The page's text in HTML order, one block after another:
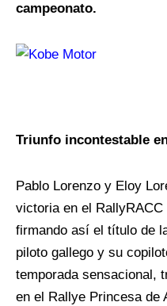
campeonato.
Triunfo incontestable
Pablo Lorenzo y Eloy
victoria en el
firmando así el título de
piloto gallego y su
temporada sensacional,
en el Rallye Princesa de